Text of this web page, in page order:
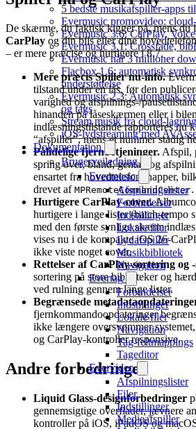
5 bedste musikafspiller-apps
Evermusic promovideo:
Evermusic 3.6: CarPlay,
Evermusic 3.1: Crossfade,
Evermusic når 3 millioner
Flacbox 1.6: automatisk
understøttelse
Evermusic 2.3: Automatisk
og tags
Stream musik fra cloud-
iOS-lydstreaming med
Dokumentation
Brugervejledning
Evermusic
Afspilningslister
Forbindelser
Indstillinger
Lokale filer
Lydafspiller
Musikbibliotek
Navigation
Evertag
Forbindelser
Indstillinger
Lokale filer
Navigation
Tag-feltmappings
Tageditor
Evervideo
Afspilningslister
Filer
Indstillinger
Medieafspiller
De skærme, du faktisk kigger på, mens du
CarPlay og din bils eller dine
– er mere præcise og hurtigere i 8.7.
Mere præcis Spiller nu-info.
tilstand under en lås, før den
varighed og afspilnings-/
hinanden på låseskærmen eller i
indlæsningstilstande rapporteres nu
“afspiller”, mens et nummer stadig
Pålidelige fjernbetjeninger. Afspil,
spring over, bland, gentag og
ensartet fra hovedtelefonknapper,
drevet af MPRemoteCommandCenter.
Hurtigere CarPlay-cover.
hurtigere i lange lister (batch-tempo
med den første synlige skærm
vises nu i de kompakte iOS 26-
ikke viste noget cover.
Rettelser af CarPlay-sortering og
sortering på store biblioteker og
ved rulning gennem lange lister.
Begrænsede
fjernkommandoopdateringer
ikke længere oversvømmer
og CarPlay-kontroller responsive.
Andre forbedringer
Liquid Glass-designforbedringer
gennemsigtige overflader, jævnere
kontroller på iOS, iPadOS og